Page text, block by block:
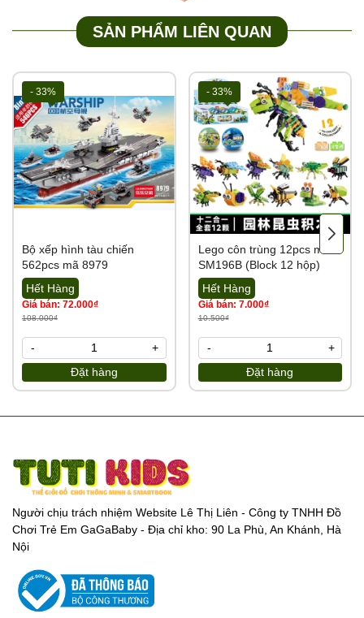
SẢN PHẨM LIÊN QUAN
- 33%
Bộ xếp hình tàu chiến
562pcs mã 8979
Hết Hàng
Giá bán: 72.000₫
108.000₫
Đặt hàng
- +
- 33%
Lego côn trùng 12pcs mã
SM196B (Block 12 hộp)
Hết Hàng
Giá bán: 7.000₫
10.500₫
Đặt hàng
- +
Người chịu trách nhiệm Website Lê Thị Liên - Công ty TNHH Đồ
Chơi Trẻ Em GaGaBaby - Địa chỉ kho: 90 La Phù, An Khánh, Hà
Nội